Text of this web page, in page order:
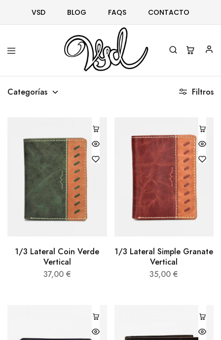
VSD BLOG FAQS CONTACTO
Vsd
Ropa
complementos
Categorías Filtros
1/3 Lateral Coin Verde
Vertical
37,00 €
1/3 Lateral Simple Granate
Vertical
35,00€